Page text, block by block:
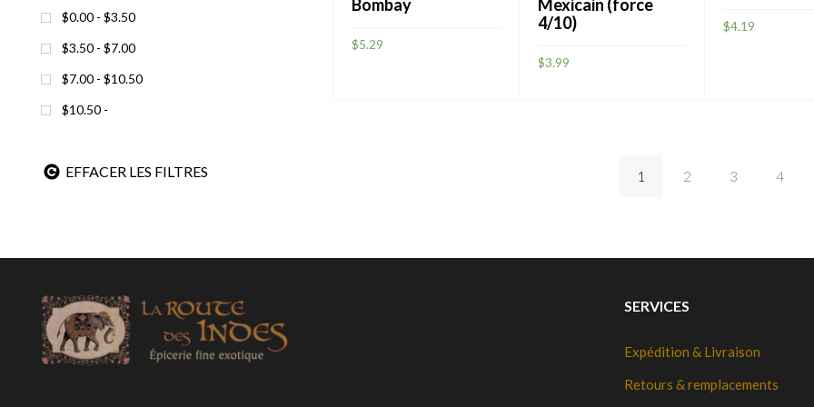
CAROTTES
CARVI
$0.00 - $3.50
$3.50 - $7.00
$7.00 - $10.50
$10.50 -
EFFACER LES FILTRES
Bombay
$5.29
Mexicain (force
4/10)
$3.99
$4.19
1 2 3 4
SERVICES
Expédition & Livraison
Retours & remplacements